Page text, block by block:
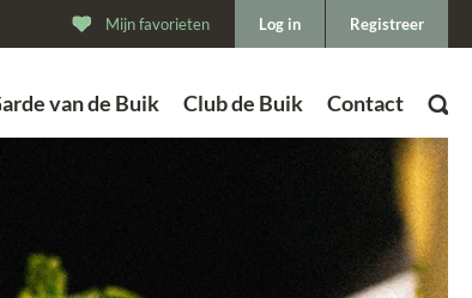
Registreer
Log in
Mijn favorieten
van de Buik Club de Buik Contact
ZOEK